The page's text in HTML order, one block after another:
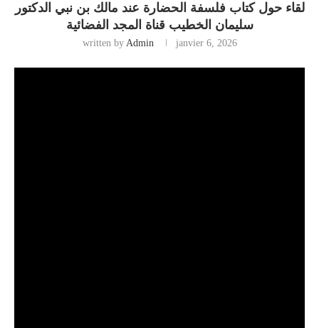
لقاء حول كتاب فلسفة الحضارة عند مالك بن نبي الدكتور
سليمان الخطيب قناة المجد الفضائية
written by Admin janvier 6, 2026